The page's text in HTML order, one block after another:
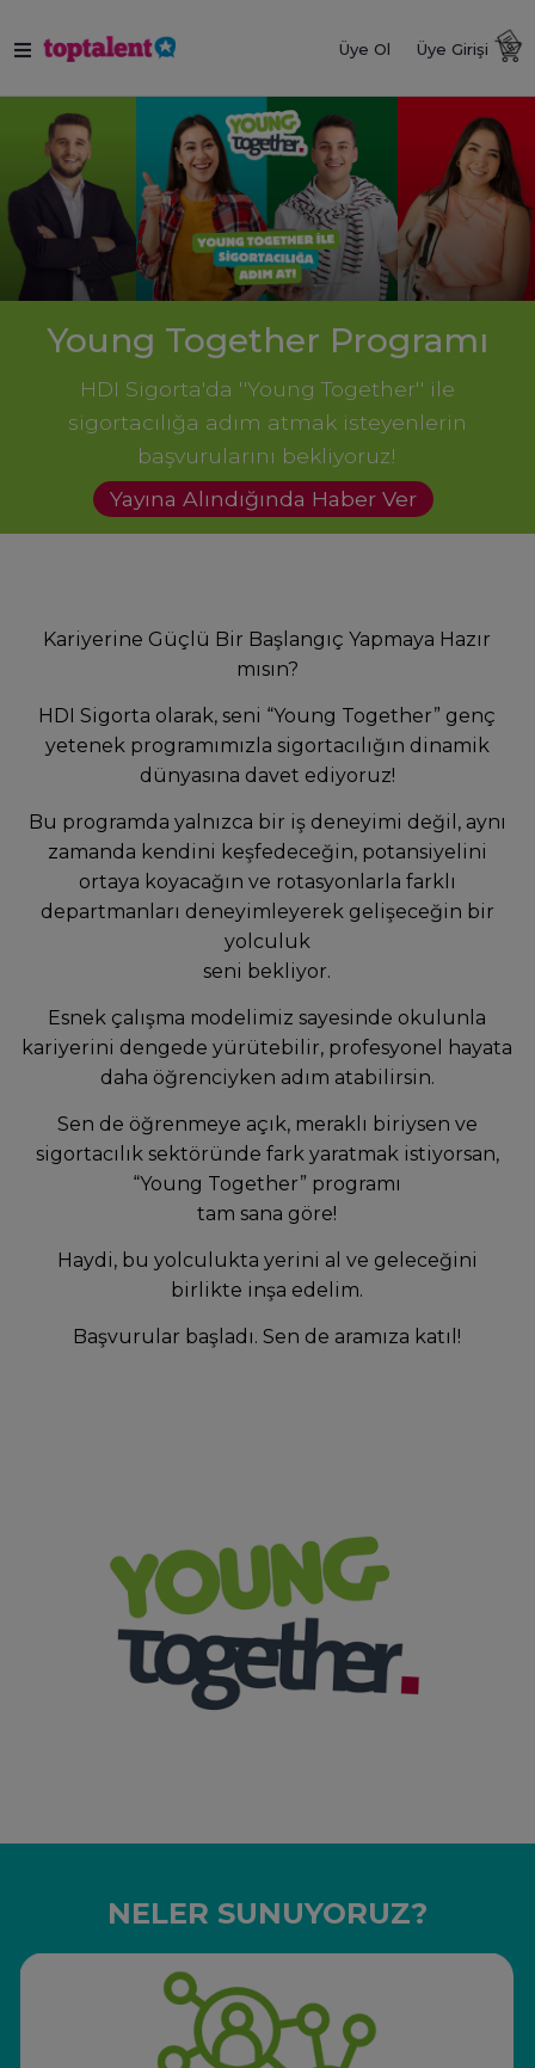
Üye Ol Üye Girişi
Young Together Programı
HDI Sigorta'da ''Young Together'' ile
sigortacılığa adım atmak isteyenlerin
başvurularını bekliyoruz!
Yayına Alındığında Haber Ver
Kariyerine Güçlü Bir Başlangıç Yapmaya Hazır
mısın?
HDI Sigorta olarak, seni “Young Together” genç
yetenek programımızla sigortacılığın dinamik
dünyasına davet ediyoruz!
Bu programda yalnızca bir iş deneyimi değil, aynı
zamanda kendini keşfedeceğin, potansiyelini
ortaya koyacağın ve rotasyonlarla farklı
departmanları deneyimleyerek gelişeceğin bir
yolculuk
seni bekliyor.
Esnek çalışma modelimiz sayesinde okulunla
kariyerini dengede yürütebilir, profesyonel hayata
daha öğrenciyken adım atabilirsin.
Sen de öğrenmeye açık, meraklı biriysen ve
sigortacılık sektöründe fark yaratmak istiyorsan,
“Young Together” programı
tam sana göre!
Haydi, bu yolculukta yerini al ve geleceğini
birlikte inşa edelim.
Başvurular başladı. Sen de aramıza katıl!
NELER SUNUYORUZ?